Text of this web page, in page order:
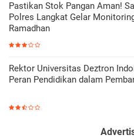
Pastikan Stok Pangan Aman!
Polres Langkat Gelar
Ramadhan
Rektor Universitas Deztron
Peran Pendidikan dalam